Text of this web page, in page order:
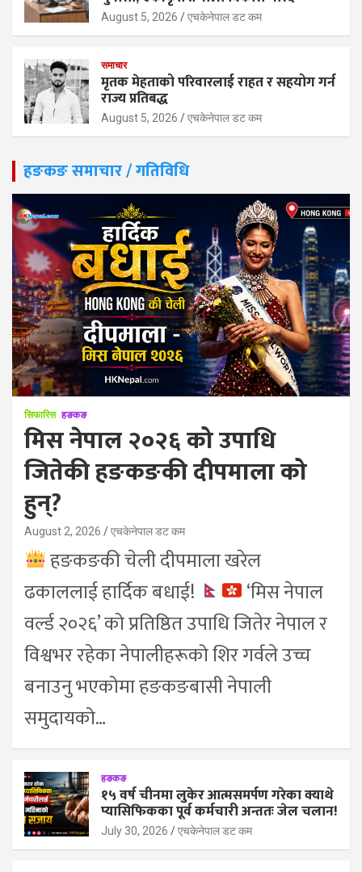
August 5, 2026 एचकेनेपाल डट कम
समाचार
मृतक मेहताको परिवारलाई राहत र सहयोग गर्न
राज्य प्रतिबद्ध
August 5, 2026 एचकेनेपाल डट कम
हङकङ समाचार / गतिविधि
सिफारिस हङकङ
मिस नेपाल २०२६ को उपाधि
जितेकी हङकङकी दीपमाला को
हुन्?
August 2, 2026 एचकेनेपाल डट कम
हङकङकी चेली दीपमाला खरेल
ढकाललाई हार्दिक बधाई!
‘मिस नेपाल
वर्ल्ड २०२६’ को प्रतिष्ठित उपाधि जितेर नेपाल र
विश्वभर रहेका नेपालीहरूको शिर गर्वले उच्च
बनाउनु भएकोमा हङकङबासी नेपाली
समुदायको…
हङकङ
१५ वर्ष चीनमा लुकेर आत्मसमर्पण गरेका क्याथे
प्यासिफिकका पूर्व कर्मचारी अन्ततः जेल चलान!
July 30, 2026 एचकेनेपाल डट कम